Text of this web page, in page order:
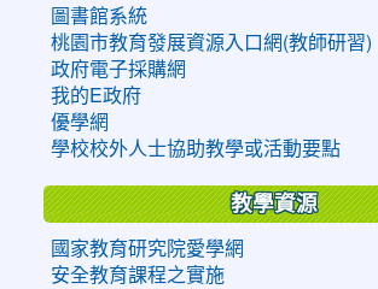
圖書館系統
桃園市教育發展資源入口網(教師研習)
政府電子採購網
我的E政府
優學網
學校校外人士協助教學或活動要點
教學資源
國家教育研究院愛學網
安全教育課程之實施